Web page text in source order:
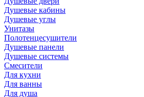
Душевые кабины
Душевые углы
Унитазы
Полотенцесушители
Душевые панели
Душевые системы
Смесители
Для кухни
Для ванны
Для душа